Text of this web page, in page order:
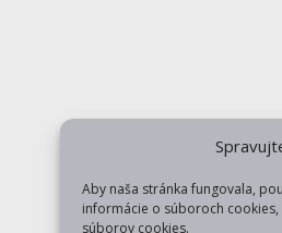
Aby naša stránka fungovala,
informácie o súboroch
súborov cookies.